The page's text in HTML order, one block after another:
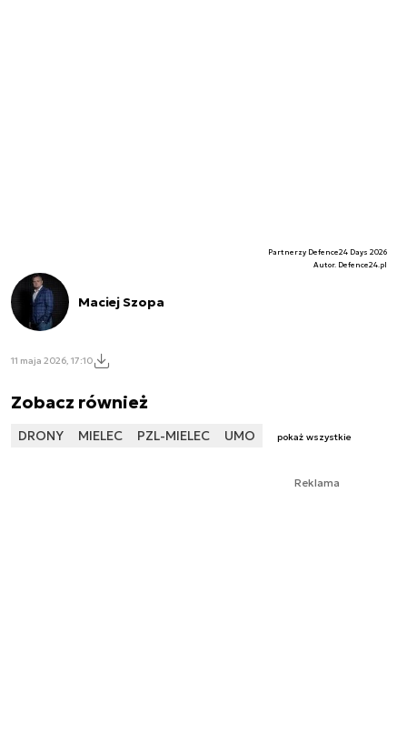
Partnerzy Defence24 Days 2026
Autor. Defence24.pl
Maciej Szopa
11 maja 2026, 17:10
Zobacz również
DRONY MIELEC PZL-MIELEC UMO pokaż wszystkie
Reklama